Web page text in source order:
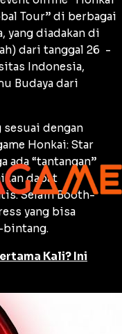
Tour” di berbagai
yang diadakan di
dari tanggal 26 -
Indonesia,
Budaya dari
dengan
Honkai: Star
ada “tantangan”
dapat
Selain Booth-
yang bisa
bintang.
Kali? Ini